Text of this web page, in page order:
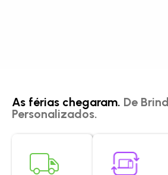
As férias chegaram. De
Personalizados.